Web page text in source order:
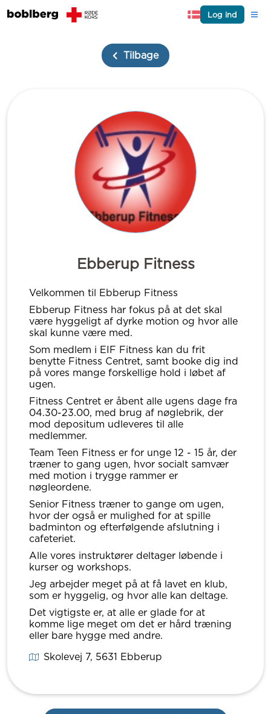
Log ind
Tilbage
Ebberup Fitness
Velkommen til Ebberup Fitness
Ebberup Fitness har fokus på at det skal
være hyggeligt af dyrke motion og hvor alle
skal kunne være med.
Som medlem i EIF Fitness kan du frit
benytte Fitness Centret, samt booke dig ind
på vores mange forskellige hold i løbet af
ugen.
Fitness Centret er åbent alle ugens dage fra
04.30-23.00, med brug af nøglebrik, der
mod depositum udleveres til alle
medlemmer.
Team Teen Fitness er for unge 12 - 15 år, der
træner to gang ugen, hvor socialt samvær
med motion i trygge rammer er
nøgleordene.
Senior Fitness træner to gange om ugen,
hvor der også er mulighed for at spille
badminton og efterfølgende afslutning i
cafeteriet.
Alle vores instruktører deltager løbende i
kurser og workshops.
Jeg arbejder meget på at få lavet en klub,
som er hyggelig, og hvor alle kan deltage.
Det vigtigste er, at alle er glade for at
komme lige meget om det er hård træning
eller bare hygge med andre.
Skolevej 7, 5631 Ebberup